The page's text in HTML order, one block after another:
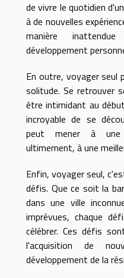
de vivre le quotidien
à de nouvelles
manière
développement
En outre, voyager seul
solitude. Se retrouver
être intimidant au
incroyable de se
peut mener à une
ultimement, à une
Enfin, voyager seul,
défis. Que ce soit la
dans une ville
imprévues, chaque
célébrer. Ces défis
l'acquisition de
développement de la